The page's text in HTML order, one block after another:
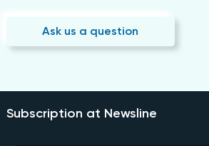
Ask us a question
Subscription at Newsline